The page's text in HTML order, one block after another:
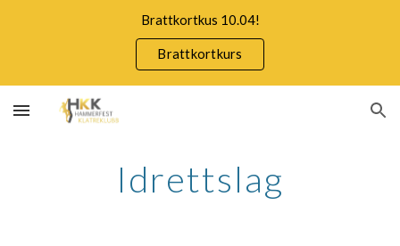
Brattkortkus 10.04!
Brattkortkurs
Idrettslag